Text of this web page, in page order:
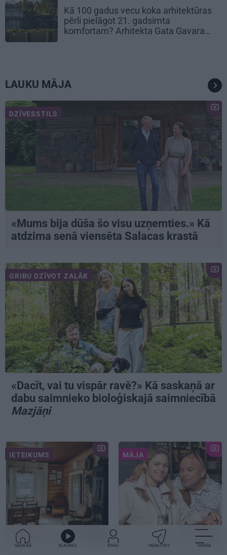
Kā 100 gadus vecu koka arhitektūras
pērli pielāgot 21. gadsimta
komfortam? Arhitekta Gata Gavara
LAUKU MĀJA
DZĪVESSTILS
«Mums bija dūša šo visu uzņemties.» Kā
atdzima senā viensēta Salacas krastā
GRIBU DZĪVOT ZAĻĀK
«Dacīt, vai tu vispār ravē?» Kā saskaņā ar
dabu saimnieko bioloģiskajā saimniecībā
Mazjāņi
IETEIKUMS MĀJA
GALVENĀ KLAUSIES IENĀC PADALĪTIES VAIRĀK